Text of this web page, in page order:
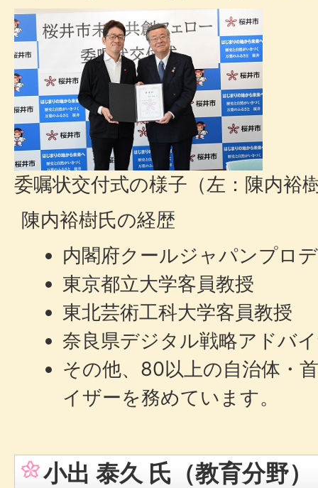
委嘱状交付式の様子（左：陳内裕
陳内裕樹氏の経歴
内閣府クールジャパンプロ
東京都立大学客員教授
東北芸術工科大学客員教授
奈良県デジタル戦略アドバ
その他、80以上の自治体・
イザーを務めています。
小出 泰久 氏（教育分野）